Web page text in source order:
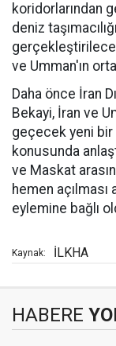
koridorlarından
deniz
ve Umman'ın
Daha önce İran
Bekayi, İran ve
geçecek yeni bir
konusunda
ve Maskat
hemen açılması
eylemine bağlı
Kaynak: İLKHA
HABERE